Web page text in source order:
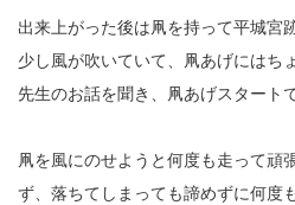
出来上がった後は凧を持って平城宮
少し風が吹いていて、凧あげにはち
先生のお話を聞き、凧あげスタートで
凧を風にのせようと何度も走って頑
ず、落ちてしまっても諦めずに何度